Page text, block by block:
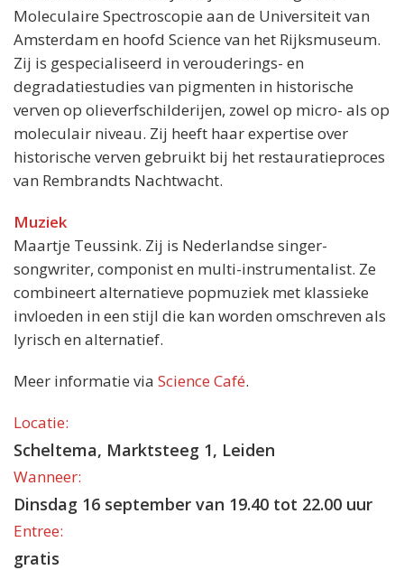
Moleculaire Spectroscopie aan de Universiteit van
Amsterdam en hoofd Science van het Rijksmuseum.
Zij is gespecialiseerd in verouderings- en
degradatiestudies van pigmenten in historische
verven op olieverfschilderijen, zowel op micro- als op
moleculair niveau. Zij heeft haar expertise over
historische verven gebruikt bij het restauratieproces
van Rembrandts Nachtwacht.
Muziek
Maartje Teussink. Zij is Nederlandse singer-
songwriter, componist en multi-instrumentalist. Ze
combineert alternatieve popmuziek met klassieke
invloeden in een stijl die kan worden omschreven als
lyrisch en alternatief.
Meer informatie via Science Café.
Locatie:
Scheltema, Marktsteeg 1, Leiden
Wanneer:
Dinsdag 16 september van 19.40 tot 22.00 uur
Entree:
gratis